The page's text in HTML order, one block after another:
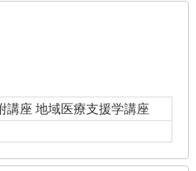
講座 地域医療支援学講座